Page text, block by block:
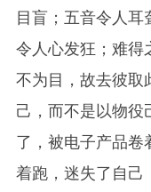
目盲；五音令人耳
令人心发狂；难得
不为目，故去彼取
己，而不是以物役
了，被电子产品卷
着跑，迷失了自己